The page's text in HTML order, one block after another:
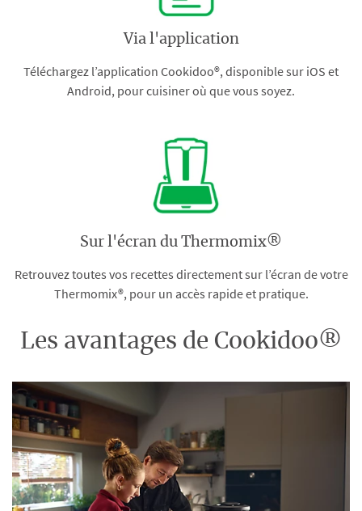
Via l'application
Téléchargez l’application Cookidoo®, disponible sur iOS et
Android, pour cuisiner où que vous soyez.
Sur l'écran du Thermomix®
Retrouvez toutes vos recettes directement sur l’écran de votre
Thermomix®, pour un accès rapide et pratique.
Les avantages de Cookidoo®